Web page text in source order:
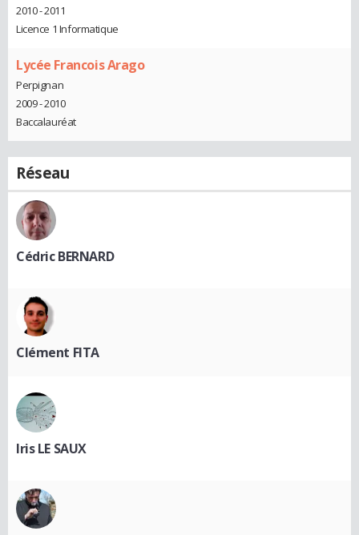
2010 - 2011
Licence 1 Informatique
Lycée Francois Arago
Perpignan
2009 - 2010
Baccalauréat
Réseau
Cédric BERNARD
Clément FITA
Iris LE SAUX